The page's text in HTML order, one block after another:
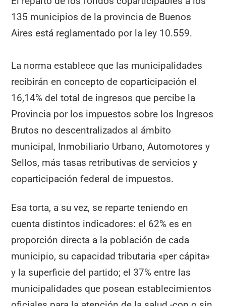
135 municipios de la provincia de Buenos
Aires está reglamentado por la ley 10.559.
La norma establece que las municipalidades
recibirán en concepto de coparticipación el
16,14% del total de ingresos que percibe la
Provincia por los impuestos sobre los Ingresos
Brutos no descentralizados al ámbito
municipal, Inmobiliario Urbano, Automotores y
Sellos, más tasas retributivas de servicios y
coparticipación federal de impuestos.
Esa torta, a su vez, se reparte teniendo en
cuenta distintos indicadores: el 62% es en
proporción directa a la población de cada
municipio, su capacidad tributaria «per cápita»
y la superficie del partido; el 37% entre las
municipalidades que posean establecimientos